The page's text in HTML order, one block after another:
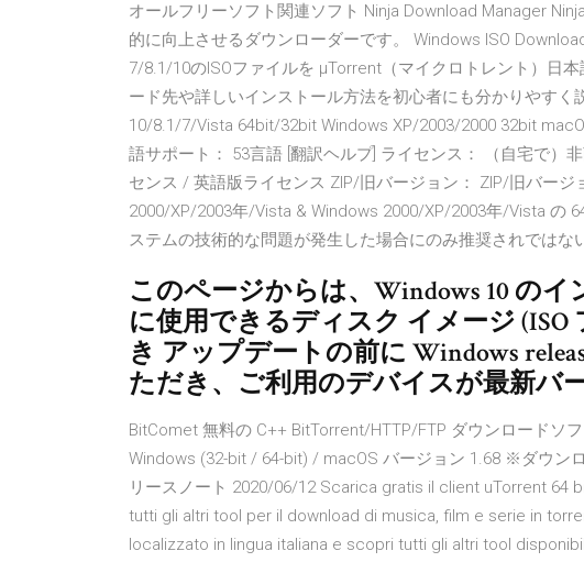
オールフリーソフト関連ソフト Ninja Download Manager
的に向上させるダウンローダーです。 Windows ISO
7/8.1/10のISOファイルを μTorrent（マイクロトレント）日
ード先や詳しいインストール方法を初心者にも分かりやす
10/8.1/7/Vista 64bit/32bit Windows XP/2003/2000 32bit
語サポート： 53言語 [翻訳ヘルプ] ライセンス： （自宅で）
センス / 英語版ライセンス ZIP/旧バージョン： ZIP/旧バージ
2000/XP/2003年/Vista & Windows 2000/XP/2003年/Vista の
ステムの技術的な問題が発生した場合にのみ推奨されではな
このページからは、Windows 10 の
に使用できるディスク イメージ
き アップデートの前に Windows
ただき、ご利用のデバイスが最新バ
BitComet 無料の C++ BitTorrent/HTTP/FTP ダウンロードソ
Windows (32-bit / 64-bit) / macOS バージョン 1.68 ※ダウン
リースノート 2020/06/12 Scarica gratis il client uTorrent 64
tutti gli altri tool per il download di musica, film e serie in
localizzato in lingua italiana e scopri tutti gli altri tool